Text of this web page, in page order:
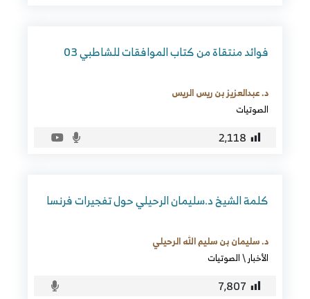
فوائد منتقاة من كتاب الموافقات للشاطبي 03
د. عبدالعزيز بن ريس الريس
الصوتيات
2٬118
كلمة الشيخ د.سليمان الرحيلي حول تفجيرات فرنسا
د. سليمان بن سليم الله الرحيلي
الأخبار\الصوتيات
7٬807